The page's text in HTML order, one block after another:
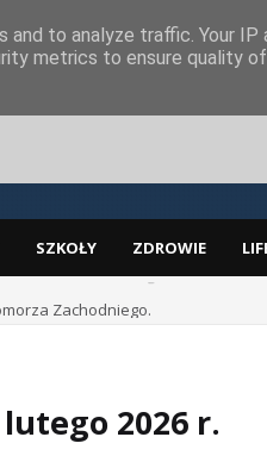
SZKOŁY ZDROWIE
Zachodniego.
2026 r.
to analyze traffic. Your IP
metrics to ensure quality